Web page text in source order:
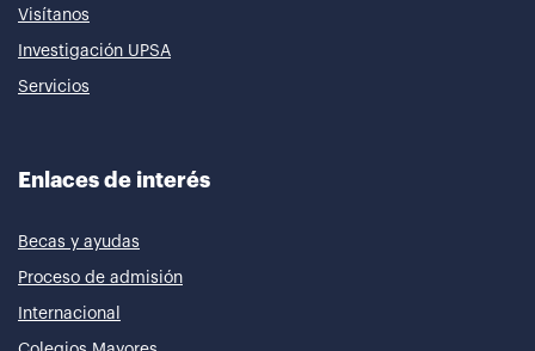
Visítanos
Investigación UPSA
Servicios
Enlaces de interés
Becas y ayudas
Proceso de admisión
Internacional